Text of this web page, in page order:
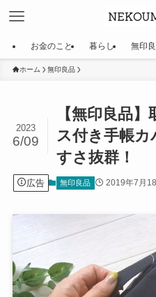
お金のこと 暮らし 無印
ホーム 無印良品
【無印良品
ス付き手帳カ
すさ抜群！
2023
6/09
広告 無印良品 2019年7月